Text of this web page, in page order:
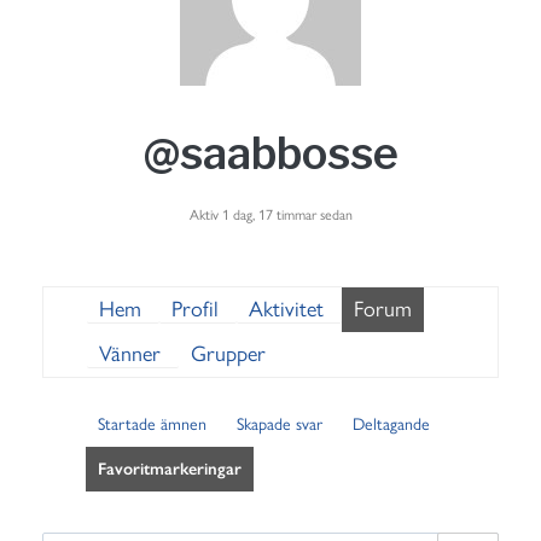
@saabbosse
Aktiv 1 dag, 17 timmar sedan
Hem Profil Aktivitet
Forum
Vänner
Grupper
Startade ämnen Skapade svar Deltagande
Favoritmarkeringar